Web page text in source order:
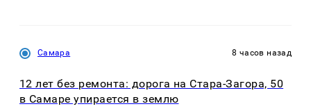
Самара 8 часов назад
12 лет без ремонта: дорога на Стара-Загора, 50
в Самаре упирается в землю